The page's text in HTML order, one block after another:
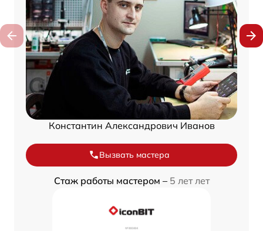
Константин Александрович Иванов
Вызвать мастера
Стаж работы мастером – 5 лет лет